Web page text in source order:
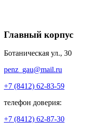
Главный корпус
Ботаническая ул., 30
penz_gau@mail.ru
+7 (8412) 62-83-59
телефон доверия:
+7 (8412) 62-87-30